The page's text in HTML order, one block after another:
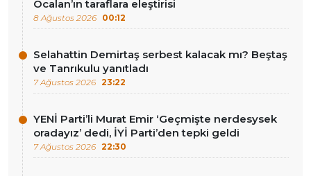
Öcalan’ın taraflara eleştirisi
8 Ağustos 2026 00:12
Selahattin Demirtaş serbest kalacak mı? Beştaş
ve Tanrıkulu yanıtladı
7 Ağustos 2026 23:22
YENİ Parti’li Murat Emir ‘Geçmişte nerdesysek
oradayız’ dedi, İYİ Parti’den tepki geldi
7 Ağustos 2026 22:30